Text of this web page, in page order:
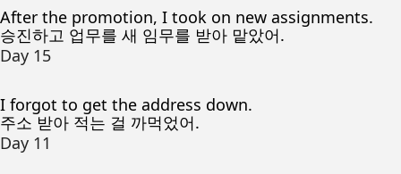
After the promotion, I took on new assignments.
승진하고 업무를 새 임무를 받아 맡았어.
Day 15
I forgot to get the address down.
주소 받아 적는 걸 까먹었어.
Day 11